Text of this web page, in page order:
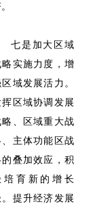
七是加大区域
略实施力度，增
域发展活力。
挥区域协调发展
略、区域重大战
、主体功能区战
的叠加效应，积
培育新的增长
。提升经济发展